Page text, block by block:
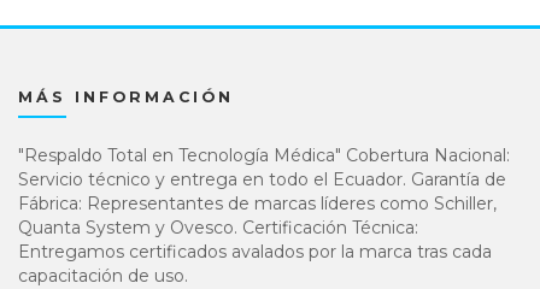
MÁS INFORMACIÓN
"Respaldo Total en Tecnología Médica" Cobertura Nacional:
Servicio técnico y entrega en todo el Ecuador. Garantía de
Fábrica: Representantes de marcas líderes como Schiller,
Quanta System y Ovesco. Certificación Técnica:
Entregamos certificados avalados por la marca tras cada
capacitación de uso.